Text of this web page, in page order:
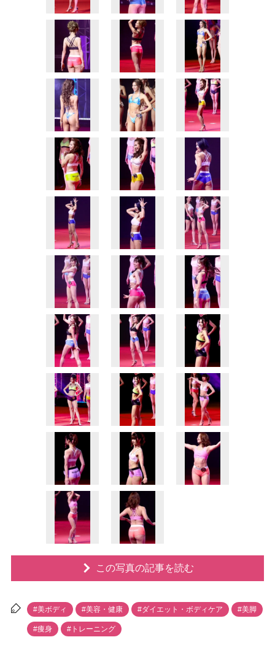
この写真の記事を読む
#美ボディ #美容・健康 #ダイエット・ボディケア #美脚
#痩身 #トレーニング